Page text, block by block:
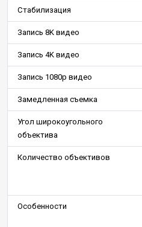
Стабилизация
Запись 8K видео
Запись 4K видео
Запись 1080p видео
Замедленная съемка
Угол широкоугольного
объектива
Количество объективов
Особенности